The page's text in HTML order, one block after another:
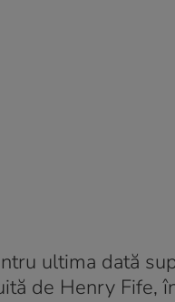
ultima dată
de Henry Fife,